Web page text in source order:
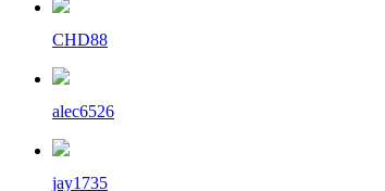
CHD88
alec6526
jay1735